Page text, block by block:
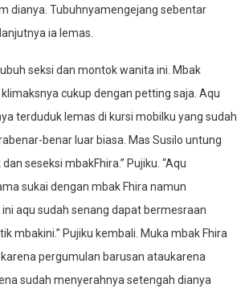
dianya. Tubuhnyamengejang sebentar
ia lemas.
seksi dan montok wanita ini. Mbak
cukup dengan petting saja. Aqu
terduduk lemas di kursi mobilku yang sudah
benar luar biasa. Mas Susilo untung
seseksi mbakFhira.” Pujiku. “Aqu
sukai dengan mbak Fhira namun
aqu sudah senang dapat bermesraan
mbakini.” Pujiku kembali. Muka mbak Fhira
pergumulan barusan ataukarena
sudah menyerahnya setengah dianya